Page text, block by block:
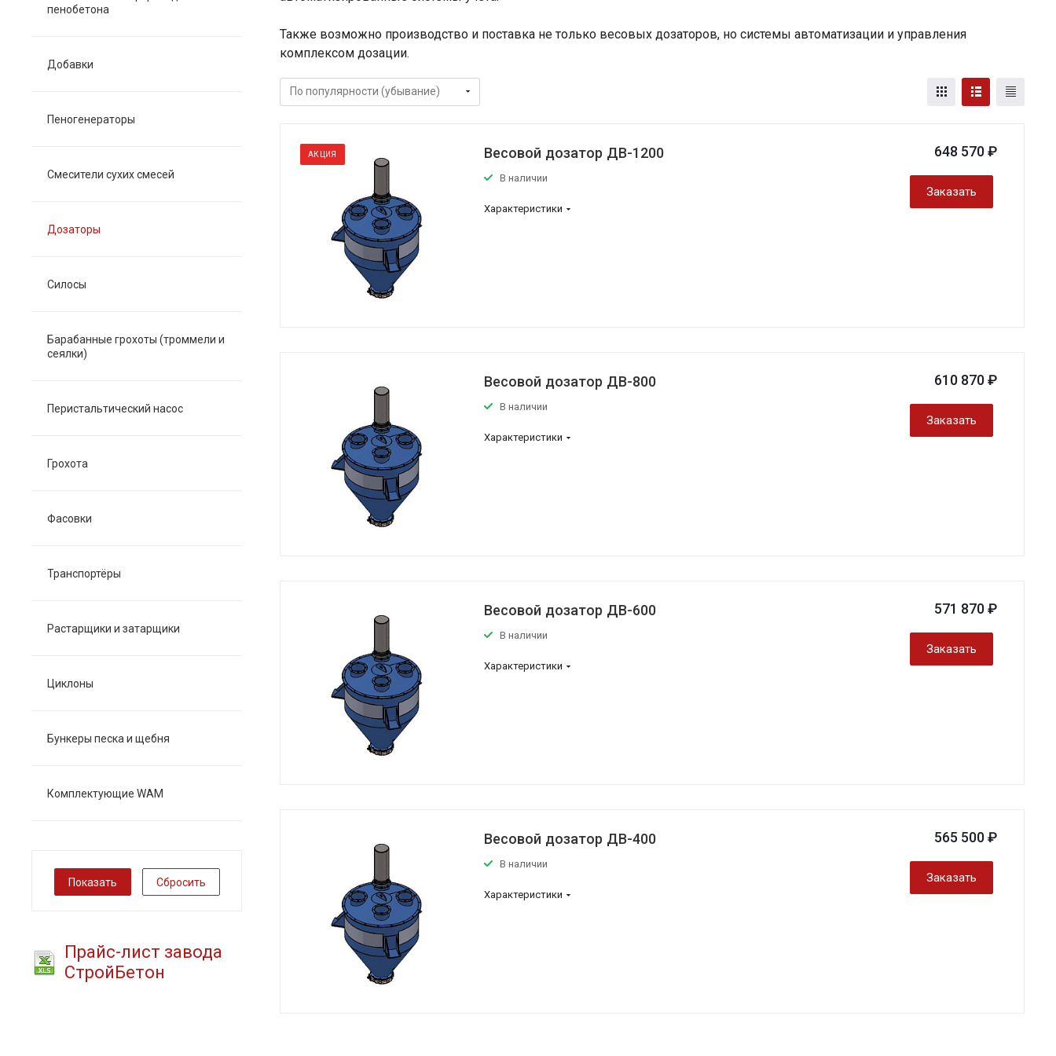
Также возможно производство и поставка не только весовых дозаторов, но системы автоматизации и управления
комплексом дозации.
АКЦИЯ Весовой дозатор ДВ-1200
В наличии
Характеристики
648 570 ₽
Заказать
Весовой дозатор ДВ-800
В наличии
Характеристики
610 870 ₽
Заказать
Весовой дозатор ДВ-600
В наличии
Характеристики
571 870 ₽
Заказать
Весовой дозатор ДВ-400
В наличии
Характеристики
565 500 ₽
Заказать
пенобетона
Добавки
Пеногенераторы
Смесители сухих смесей
Дозаторы
Силосы
Барабанные грохоты (троммели и
сеялки)
Перистальтический насос
Грохота
Фасовки
Транспортёры
Растарщики и затарщики
Циклоны
Бункеры песка и щебня
Комплектующие WAM
Сбросить
Прайс-лист завода
СтройБетон